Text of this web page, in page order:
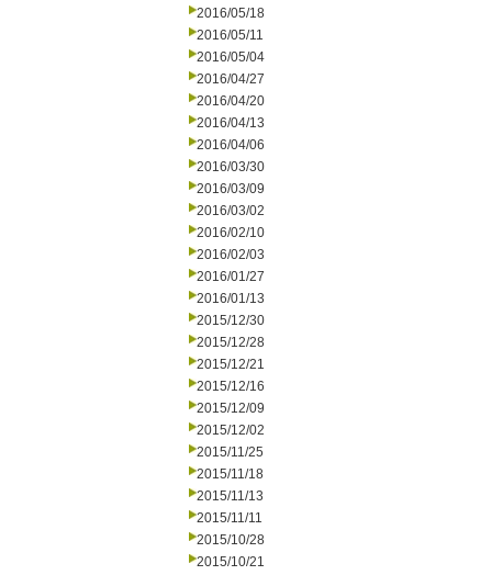
2016/05/18
2016/05/11
2016/05/04
2016/04/27
2016/04/20
2016/04/13
2016/04/06
2016/03/30
2016/03/09
2016/03/02
2016/02/10
2016/02/03
2016/01/27
2016/01/13
2015/12/30
2015/12/28
2015/12/21
2015/12/16
2015/12/09
2015/12/02
2015/11/25
2015/11/18
2015/11/13
2015/11/11
2015/10/28
2015/10/21